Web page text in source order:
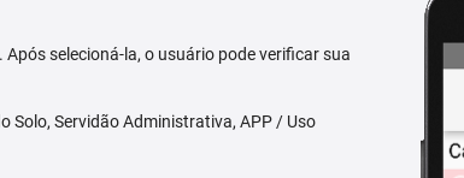
selecioná-la, o usuário pode verificar sua
Solo, Servidão Administrativa, APP / Uso